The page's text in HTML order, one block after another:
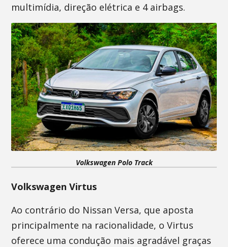
multimídia, direção elétrica e 4 airbags.
Volkswagen Polo Track
Volkswagen Virtus
Ao contrário do Nissan Versa, que aposta
principalmente na racionalidade, o Virtus
oferece uma condução mais agradável graças